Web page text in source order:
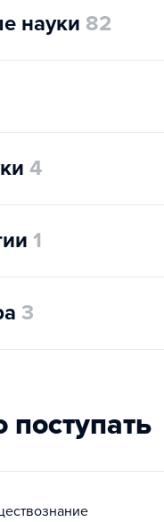
науки 82
4
1
3